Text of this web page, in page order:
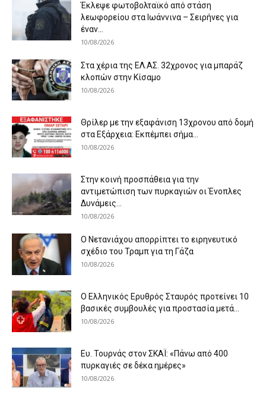
Έκλεψε φωτοβολταϊκό από στάση
λεωφορείου στα Ιωάννινα – Σειρήνες για
έναν...
10/08/2026
Στα χέρια της ΕΛ.ΑΣ. 32χρονος για μπαράζ
κλοπών στην Κίσαμο
10/08/2026
Θρίλερ με την εξαφάνιση 13χρονου από δομή
στα Εξάρχεια: Εκπέμπει σήμα...
10/08/2026
Στην κοινή προσπάθεια για την
αντιμετώπιση των πυρκαγιών οι Ένοπλες
Δυνάμεις...
10/08/2026
Ο Νετανιάχου απορρίπτει το ειρηνευτικό
σχέδιο του Τραμπ για τη Γάζα
10/08/2026
Ο Ελληνικός Ερυθρός Σταυρός προτείνει 10
βασικές συμβουλές για προστασία μετά...
10/08/2026
Ευ. Τουρνάς στον ΣΚΑΪ: «Πάνω από 400
πυρκαγιές σε δέκα ημέρες»
10/08/2026